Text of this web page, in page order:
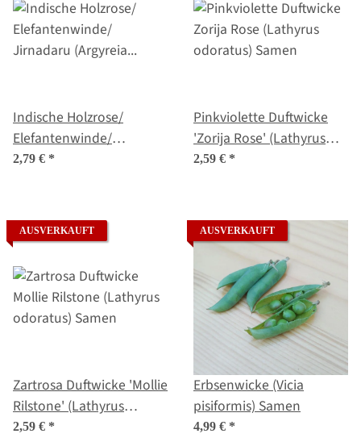
Indische Holzrose/
Elefantenwinde/
Jirnadaru (Argyreia
2,79 € *
Pinkviolette Duftwicke
'Zorija Rose' (Lathyrus
odoratus) Samen
2,59 € *
AUSVERKAUFT
Zartrosa Duftwicke 'Mollie
Rilstone' (Lathyrus
odoratus) Samen
2,59 € *
AUSVERKAUFT
Erbsenwicke (Vicia
pisiformis) Samen
4,99 € *